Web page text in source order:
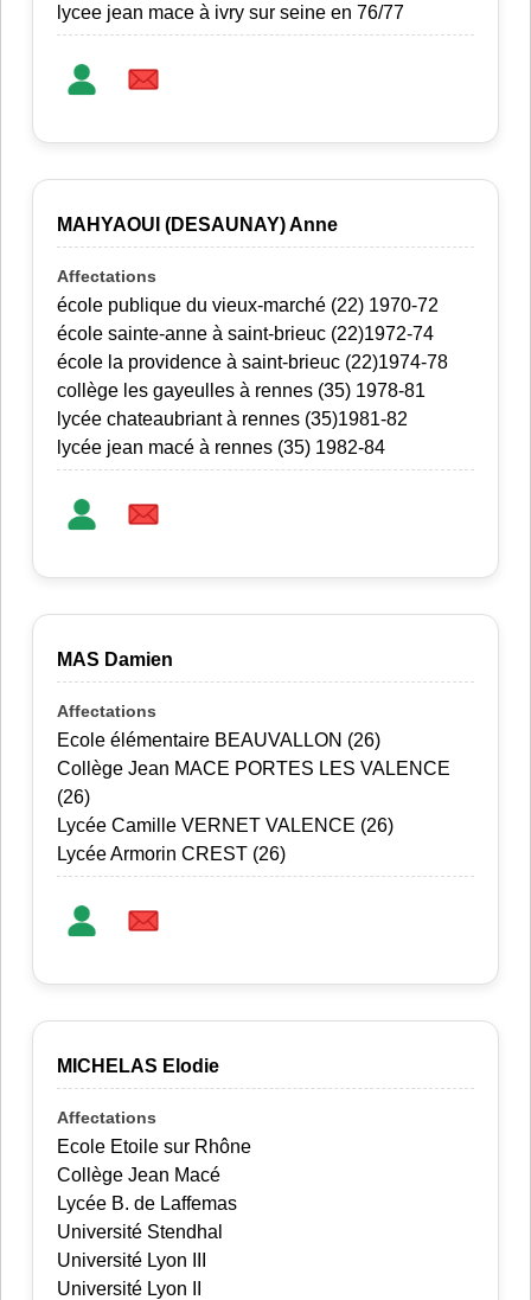
lycee jean mace à ivry sur seine en 76/77
MAHYAOUI (DESAUNAY) Anne
école publique du vieux-marché (22) 1970-72
école sainte-anne à saint-brieuc (22)1972-74
école la providence à saint-brieuc (22)1974-78
collège les gayeulles à rennes (35) 1978-81
lycée chateaubriant à rennes (35)1981-82
lycée jean macé à rennes (35) 1982-84
MAS Damien
Ecole élémentaire BEAUVALLON (26)
Collège Jean MACE PORTES LES VALENCE
(26)
Lycée Camille VERNET VALENCE (26)
Lycée Armorin CREST (26)
MICHELAS Elodie
Ecole Etoile sur Rhône
Collège Jean Macé
Lycée B. de Laffemas
Université Stendhal
Université Lyon III
Université Lyon II